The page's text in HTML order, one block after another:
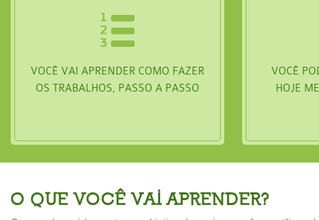
VOCÊ VAI APRENDER COMO FAZER
OS TRABALHOS, PASSO A PASSO
VOCÊ
HOJE
O QUE VOCÊ VAI APRENDER?